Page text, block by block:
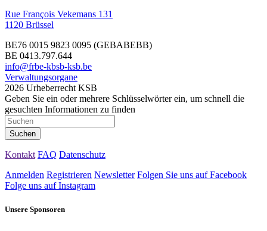
Rue François Vekemans 131
1120 Brüssel
BE76 0015 9823 0095 (GEBABEBB)
BE 0413.797.644
info@frbe-kbsb-ksb.be
Verwaltungsorgane
2026 Urheberrecht KSB
Geben Sie ein oder mehrere Schlüsselwörter ein, um schnell die
gesuchten Informationen zu finden
Kontakt FAQ Datenschutz
Anmelden Registrieren Newsletter Folgen Sie uns auf Facebook
Folge uns auf Instagram
Unsere Sponsoren